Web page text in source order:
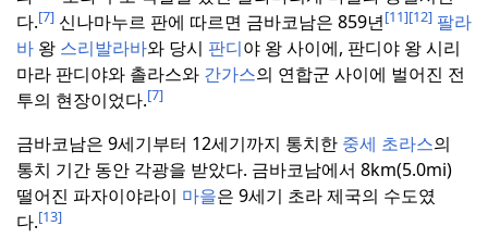
다.[7] 신나마누르 판에 따르면 금바코남은 859년[11][12] 팔라
바 왕 스리발라바와 당시 판디야 왕 사이에, 판디야 왕 시리
마라 판디야와 촐라스와 간가스의 연합군 사이에 벌어진 전
투의 현장이었다.[7]
금바코남은 9세기부터 12세기까지 통치한 중세 초라스의
통치 기간 동안 각광을 받았다. 금바코남에서 8km(5.0mi)
떨어진 파자이야라이 마을은 9세기 초라 제국의 수도였
다.[13]